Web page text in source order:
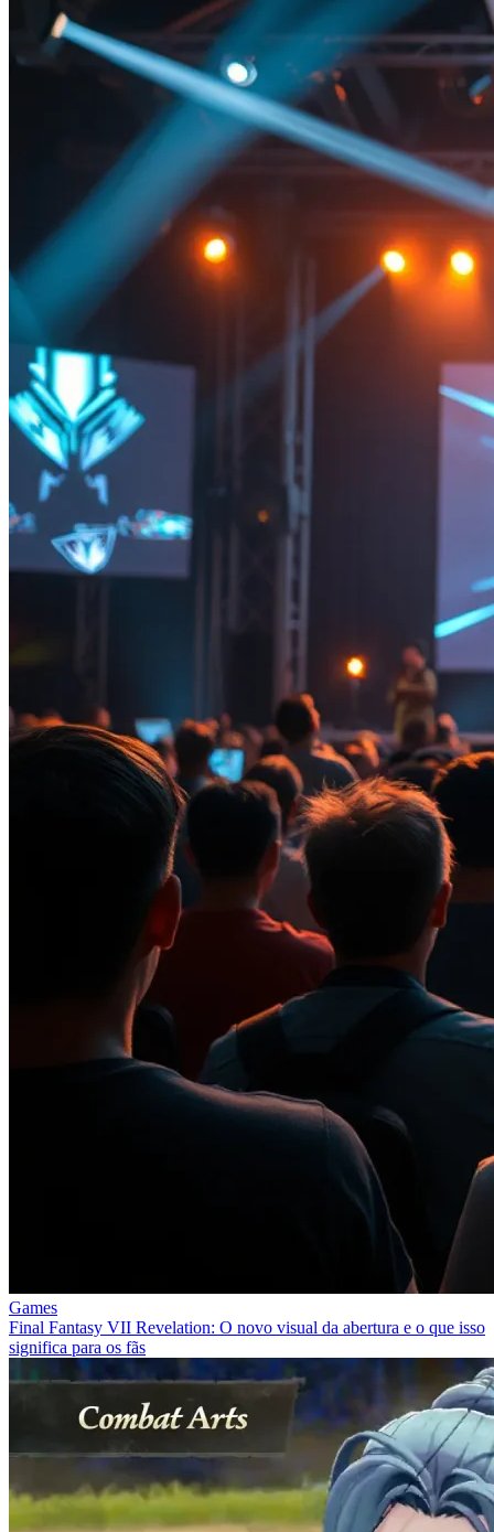
Games
Final Fantasy VII Revelation: O novo visual da abertura e o que isso
significa para os fãs